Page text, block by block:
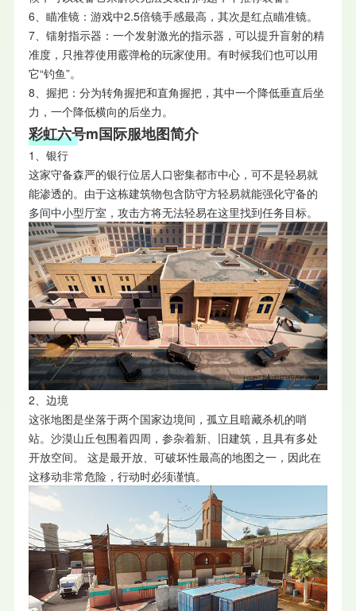
6、瞄准镜：游戏中2.5倍镜手感最高，其次是红点瞄准镜。
7、镭射指示器：一个发射激光的指示器，可以提升盲射的精
准度，只推荐使用霰弹枪的玩家使用。有时候我们也可以用
它“钓鱼”。
8、握把：分为转角握把和直角握把，其中一个降低垂直后坐
力，一个降低横向的后坐力。
彩虹六号m国际服地图简介
1、银行
这家守备森严的银行位居人口密集都市中心，可不是轻易就
能渗透的。由于这栋建筑物包含防守方轻易就能强化守备的
多间中小型厅室，攻击方将无法轻易在这里找到任务目标。
2、边境
这张地图是坐落于两个国家边境间，孤立且暗藏杀机的哨
站。沙漠山丘包围着四周，参杂着新、旧建筑，且具有多处
开放空间。 这是最开放、可破坏性最高的地图之一，因此在
这移动非常危险，行动时必须谨慎。